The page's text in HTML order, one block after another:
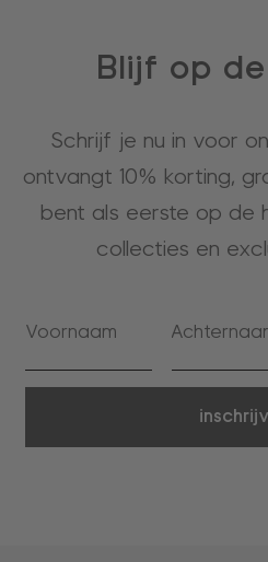
Blijf op
Schrijf je nu in voor
ontvangt 10% korting,
bent als eerste op de
collecties en